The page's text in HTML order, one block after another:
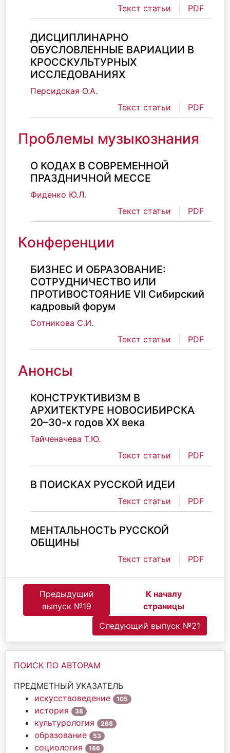
Текст статьи
PDF
ДИСЦИПЛИНАРНО
ОБУСЛОВЛЕННЫЕ ВАРИАЦИИ В
КРОССКУЛЬТУРНЫХ
ИССЛЕДОВАНИЯХ
Персидская О.А.
Текст статьи
PDF
Проблемы музыкознания
О КОДАХ В СОВРЕМЕННОЙ
ПРАЗДНИЧНОЙ МЕССЕ
Фиденко Ю.Л.
Текст статьи
PDF
Конференции
БИЗНЕС И ОБРАЗОВАНИЕ:
СОТРУДНИЧЕСТВО ИЛИ
ПРОТИВОСТОЯНИЕ VII Сибирский
кадровый форум
Сотникова С.И.
Текст статьи
PDF
Анонсы
КОНСТРУКТИВИЗМ В
АРХИТЕКТУРЕ НОВОСИБИРСКА
20–30-х годов ХХ века
Тайченачева Т.Ю.
Текст статьи
PDF
В ПОИСКАХ РУССКОЙ ИДЕИ
Текст статьи PDF
МЕНТАЛЬНОСТЬ РУССКОЙ
ОБЩИНЫ
Текст статьи PDF
Предыдущий
выпуск №19
К началу
страницы
Следующий выпуск №21
ПОИСК ПО АВТОРАМ
ПРЕДМЕТНЫЙ УКАЗАТЕЛЬ
искусствоведение
105
история 38
культурология 268
образование 53
социология 186